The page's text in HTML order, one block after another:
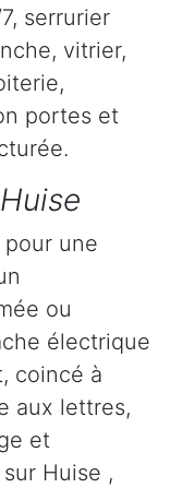
serrurier
vitrier,
portes et
une
ou
électrique
coincé à
aux lettres,
et
Huise ,